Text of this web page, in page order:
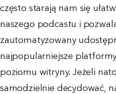
często starają nam się
naszego podcastu i
zautomatyzowany
najpopularniejsze
poziomu witryny. Jeżeli
samodzielnie decydować,